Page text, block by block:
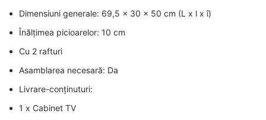
Dimensiuni generale: 69,5 x 30 x 50 cm (L x l x î)
Înălțimea picioarelor: 10 cm
Cu 2 rafturi
Asamblarea necesară: Da
Livrare-conținuturi:
1 x Cabinet TV